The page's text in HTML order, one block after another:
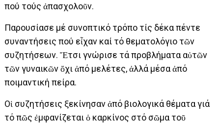
πού τούς ἀπασχολοῦν.
Παρουσίασε μέ συνοπτικό τρόπο τίς δέκα πέντε
συναντήσεις πού εἶχαν καί τό θεματολόγιο τῶν
συζητήσεων. Ἔτσι γνώρισε τά προβλήματα αὐτῶν
τῶν γυναικῶν ὄχι ἀπό μελέτες, ἀλλά μέσα ἀπό
ποιμαντική πείρα.
Οἱ συζητήσεις ξεκίνησαν ἀπό βιολογικά θέματα γιά
τό πῶς ἐμφανίζεται ὁ καρκίνος στό σῶμα τοῦ